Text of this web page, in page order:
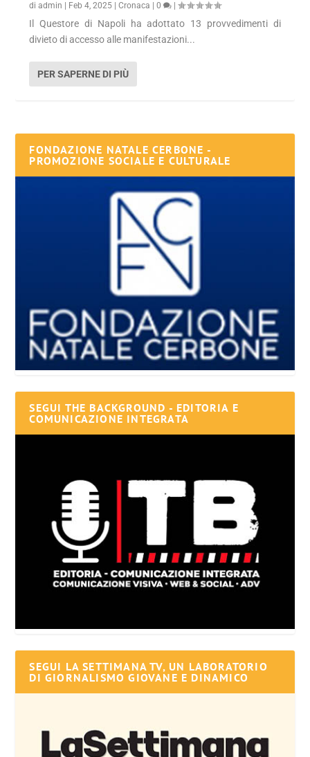
diadmin Feb 4, 2025 |Cronaca |0 |
Il Questore di Napoli ha adottato 13 provvedimenti di
divieto di accesso alle manifestazioni...
PER SAPERNE DI PIÙ
FONDAZIONE NATALE CERBONE -
PROMOZIONE SOCIALE E CULTURALE
SEGUI THE BACKGROUND - EDITORIA E
COMUNICAZIONE INTEGRATA
SEGUI LA SETTIMANA TV, UN LABORATORIO
DI GIORNALISMO GIOVANE E DINAMICO